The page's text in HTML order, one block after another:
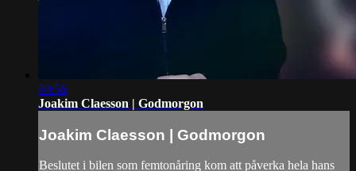
59:56
Joakim Claesson | Godmorgon
Joakim Claesson | Godmorgon
Beslutet i bilen som femtonåring kom att påverka hela hans